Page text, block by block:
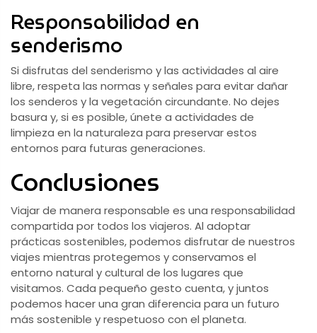
Responsabilidad en
senderismo
Si disfrutas del senderismo y las actividades al aire
libre, respeta las normas y señales para evitar dañar
los senderos y la vegetación circundante. No dejes
basura y, si es posible, únete a actividades de
limpieza en la naturaleza para preservar estos
entornos para futuras generaciones.
Conclusiones
Viajar de manera responsable es una responsabilidad
compartida por todos los viajeros. Al adoptar
prácticas sostenibles, podemos disfrutar de nuestros
viajes mientras protegemos y conservamos el
entorno natural y cultural de los lugares que
visitamos. Cada pequeño gesto cuenta, y juntos
podemos hacer una gran diferencia para un futuro
más sostenible y respetuoso con el planeta.